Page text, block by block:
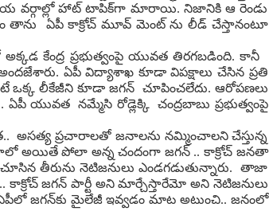
వర్గాల్లో హాట్ టాపిక్‌గా మారాయి. నిజానికి ఆ రెండు
తాను ఏపీ కాక్రోచ్ మూవ్ మెంట్ ను లీడ్ చేస్తానంటూ
కేంద్ర ప్రభుత్వంపై యువత తిరగబడింది. కానీ
ఏపీ విద్యాశాఖ కూడా విపక్షాలు చేసిన ప్రతి
ఒక్క లీకేజీని కూడా జగన్ చూపించలేదు. ఆరోపణలు
యువత నమ్మేసి రోడ్లెక్కి చంద్రబాబు ప్రభుత్వంపై
అసత్య ప్రచారాలతో జనాలను నమ్మించాలని చేస్తున్న
ఫాలో అయితే పోలా అన్న చందంగా జగన్ .. కాక్రోచ్ జనతా
తీరును నెటిజనులు ఎండగడుతున్నారు. తాజా
కాక్రోచ్ జగన్ పార్టీ అని మార్చేస్తారేమో అని నెటిజనులు
ఏపీలో జగన్‌కు మైలేజీ ఇవ్వడం మాట అటుంచి.. జనంలో